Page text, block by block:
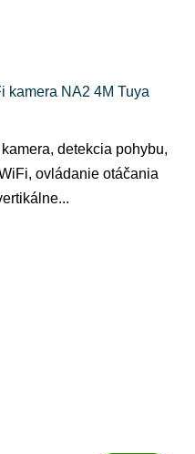
kamera NA2 4M Tuya
detekcia pohybu,
ovládanie otáčania